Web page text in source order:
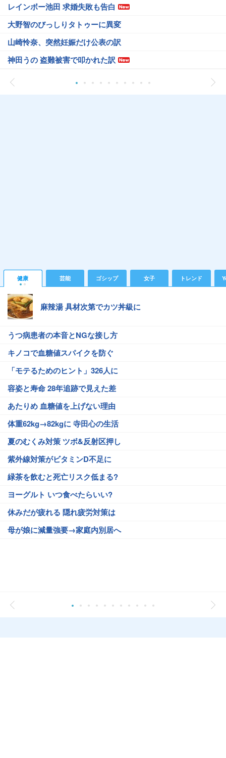
レインボー池田 求婚失敗も告白
大野智のびっしりタトゥーに異変
山崎怜奈、突然妊娠だけ公表の訳
神田うの 盗難被害で叩かれた訳
健康 芸能 ゴシップ 女子 トレンド
麻辣湯 具材次第でカツ丼級に
うつ病患者の本音とNGな接し方
キノコで血糖値スパイクを防ぐ
「モテるためのヒント」326人に
容姿と寿命 28年追跡で見えた差
あたりめ 血糖値を上げない理由
体重62kg→82kgに 寺田心の生活
夏のむくみ対策 ツボ&反射区押し
紫外線対策がビタミンD不足に
緑茶を飲むと死亡リスク低まる?
ヨーグルト いつ食べたらいい?
休みだが疲れる 隠れ疲労対策は
母が娘に減量強要→家庭内別居へ